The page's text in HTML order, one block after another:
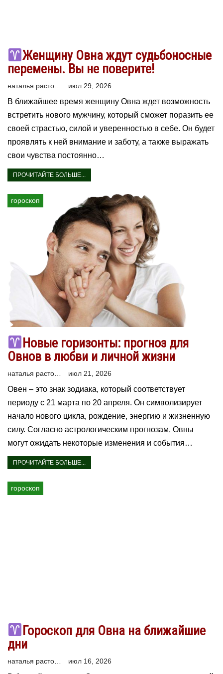
Женщину Овна ждут судьбоносные
перемены. Вы не поверите!
июл 29, 2026
В ближайшее время женщину Овна ждет возможность
встретить нового мужчину, который сможет поразить ее
своей страстью, силой и уверенностью в себе. Он будет
проявлять к ней внимание и заботу, а также выражать
свои чувства постоянно…
ПРОЧИТАЙТЕ БОЛЬШЕ...
гороскоп
Новые горизонты: прогноз для
Овнов в любви и личной жизни
июл 21, 2026
Овен – это знак зодиака, который соответствует
периоду с 21 марта по 20 апреля. Он символизирует
начало нового цикла, рождение, энергию и жизненную
силу. Согласно астрологическим прогнозам, Овны
могут ожидать некоторые изменения и события…
ПРОЧИТАЙТЕ БОЛЬШЕ...
гороскоп
Гороскоп для Овна на ближайшие
дни
июл 16, 2026